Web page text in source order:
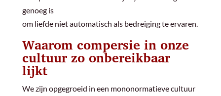
genoeg is
om liefde niet automatisch als bedreiging te ervaren.
Waarom compersie in onze
cultuur zo onbereikbaar
lijkt
We zijn opgegroeid in een mononormatieve cultuur